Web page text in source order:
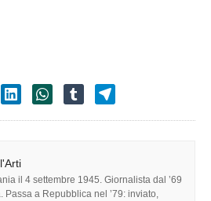
il 4 settembre 1945. Giornalista dal ’69
Passa a Repubblica nel ’79: inviato,